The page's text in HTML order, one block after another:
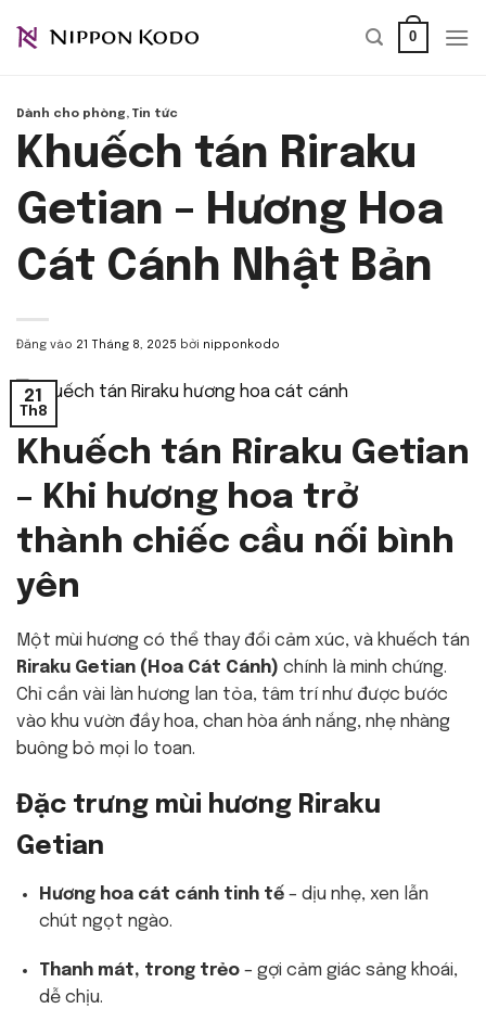
qua
0
Dành cho phòng, Tin tức
Khuếch tán Riraku
Getian – Hương Hoa
Cát Cánh Nhật Bản
Đăng vào 21 Tháng 8, 2025 bởi nipponkodo
21
Th8
Khuếch tán Riraku Getian
– Khi hương hoa trở
thành chiếc cầu nối bình
yên
Một mùi hương có thể thay đổi cảm xúc, và khuếch tán
Riraku Getian (Hoa Cát Cánh) chính là minh chứng.
Chỉ cần vài làn hương lan tỏa, tâm trí như được bước
vào khu vườn đầy hoa, chan hòa ánh nắng, nhẹ nhàng
buông bỏ mọi lo toan.
Đặc trưng mùi hương Riraku
Getian
Hương hoa cát cánh tinh tế– dịu nhẹ, xen lẫn
chút ngọt ngào.
Thanh mát, trong trẻo– gợi cảm giác sảng khoái,
dễ chịu.